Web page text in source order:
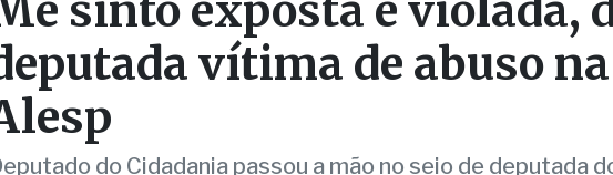
sinto exposta e violada,
vítima de abuso na